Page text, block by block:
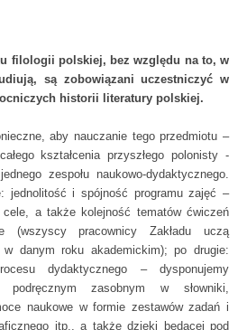
filologii polskiej, bez względu na to, w
są zobowiązani uczestniczyć w
historii literatury polskiej.
aby nauczanie tego przedmiotu –
kształcenia przyszłego polonisty -
zespołu naukowo-dydaktycznego.
jednolitość i spójność programu zajęć –
a także kolejność tematów ćwiczeń
(wszyscy pracownicy Zakładu uczą
w danym roku akademickim); po drugie:
dydaktycznego – dysponujemy
podręcznym zasobnym w słowniki,
naukowe w formie zestawów zadań i
itp., a także dzięki będącej pod